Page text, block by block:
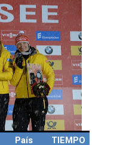
País TIEMPO